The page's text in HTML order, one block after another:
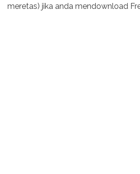
meretas) jika anda mendownload